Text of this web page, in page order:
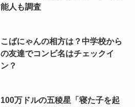
能人も調査
こばにゃんの相方は？中学校から
の友達でコンビ名はチェックイ
ン？
100万ドルの五稜星「寝た子を起